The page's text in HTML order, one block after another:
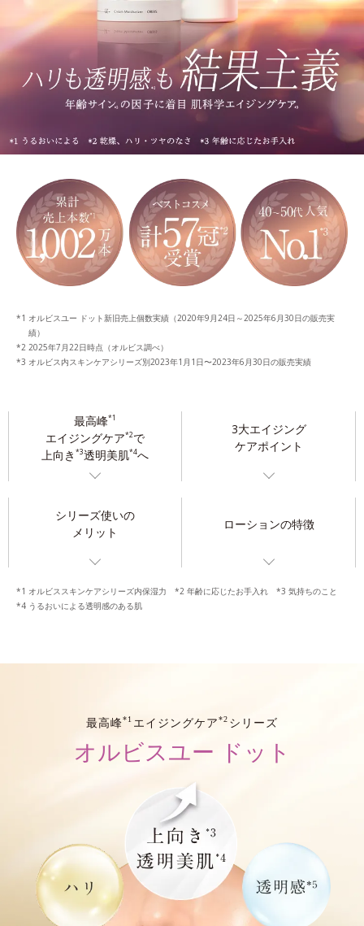
オルビスユー ドット新旧売上個数実績（2020年9月24日～2025年6月30日の販売実
績）
2025年7月22日時点（オルビス調べ）
オルビス内スキンケアシリーズ別2023年1月1日〜2023年6月30日の販売実績
最高峰*1
エイジングケア*2で
上向き *3透明美肌*4へ
3大エイジング
ケアポイント
シリーズ使いの
メリット
ローションの特徴
*1 オルビススキンケアシリーズ内保湿力 *2 年齢に応じたお手入れ *3 気持ちのこと
*4 うるおいによる透明感のある肌
最高峰*1 エイジングケア*2 シリーズ
オルビスユー ドット